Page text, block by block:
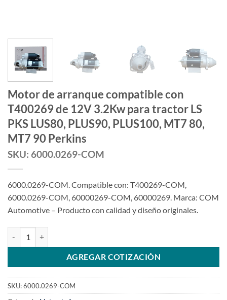
Motor de arranque compatible con
T400269 de 12V 3.2Kw para tractor LS
PKS LUS80, PLUS90, PLUS100, MT7 80,
MT7 90 Perkins
SKU: 6000.0269-COM
6000.0269-COM. Compatible con: T400269-COM,
6000.0269-COM, 60000269-COM, 60000269. Marca: COM
Automotive – Producto con calidad y diseño originales.
AGREGAR COTIZACIÓN
SKU:6000.0269-COM